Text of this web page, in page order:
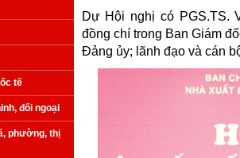
tế
đối ngoại
phường, thị
Dự Hội nghị có PGS.TS.
đồng chí trong Ban Giám
Đảng ủy; lãnh đạo và cán